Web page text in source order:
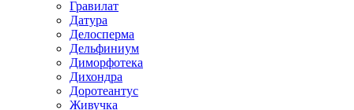
Гравилат
Датура
Делосперма
Дельфиниум
Диморфотека
Дихондра
Доротеантус
Живучка